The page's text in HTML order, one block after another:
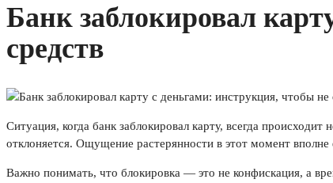
Банк заблокировал
средств
Ситуация, когда банк заблокировал карту, всегда
отклоняется. Ощущение растерянности в этот момент вполне
Важно понимать, что блокировка — это не конфискация, а